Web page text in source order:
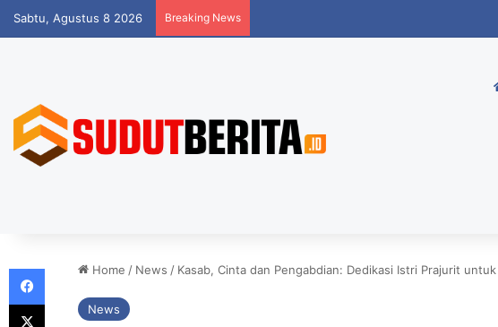
Sabtu, Agustus 8 2026 Breaking News
Home / News / Kasab, Cinta dan Pengabdian: Dedikasi Istri Prajurit
News
Facebook
X